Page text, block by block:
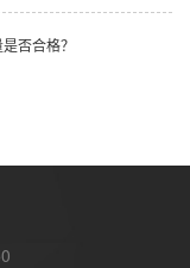
否合格？